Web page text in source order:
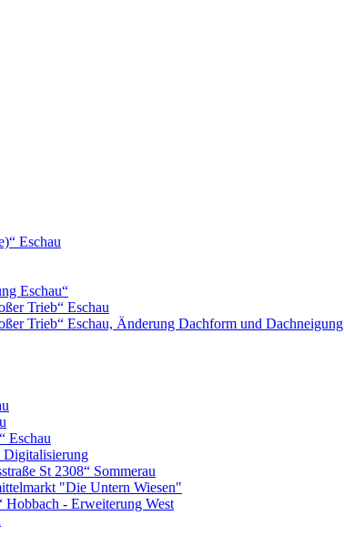
Eschau
Eschau“
Trieb“ Eschau
Trieb“ Eschau, Änderung Dachform und Dachneigung
Eschau
Digitalisierung
St 2308“ Sommerau
"Die Untern Wiesen"
- Erweiterung West